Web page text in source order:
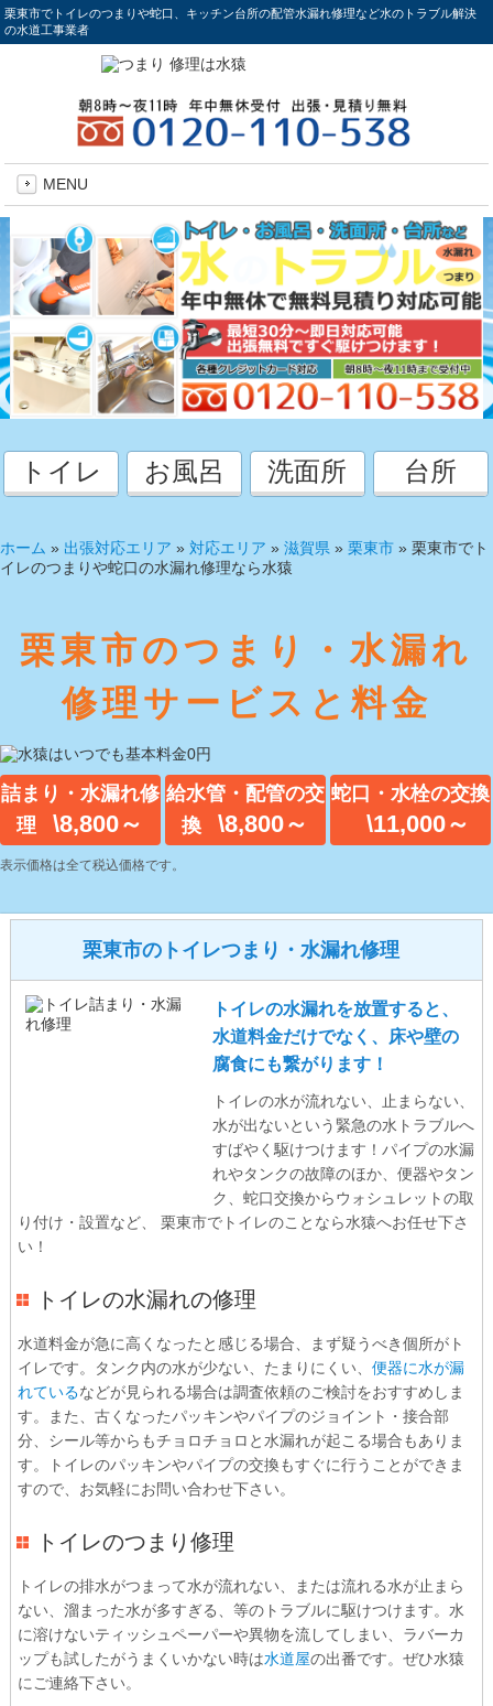
栗東市でトイレのつまりや蛇口、キッチン台所の配管水漏れ修理など水のトラブル解決
の水道工事業者
MENU
トイレ お風呂 洗面所 台所
ホーム » 出張対応エリア » 対応エリア » 滋賀県 » 栗東市 » 栗東市でト
イレのつまりや蛇口の水漏れ修理なら水猿
栗東市のつまり・水漏れ
修理サービスと料金
詰まり・水漏れ修
理
\8,800～
給水管・配管の交
換
\8,800～
蛇口・水栓の交換
\11,000～
表示価格は全て税込価格です。
栗東市のトイレつまり・水漏れ修理
トイレの水漏れを放置すると、
水道料金だけでなく、床や壁の
腐食にも繋がります！
トイレの水が流れない、止まらない、
水が出ないという緊急の水トラブルへ
すばやく駆けつけます！パイプの水漏
れやタンクの故障のほか、便器やタン
ク、蛇口交換からウォシュレットの取
り付け・設置など、 栗東市でトイレのことなら水猿へお任せ下さ
い！
トイレの水漏れの修理
水道料金が急に高くなったと感じる場合、まず疑うべき個所がト
イレです。タンク内の水が少ない、たまりにくい、便器に水が漏
れているなどが見られる場合は調査依頼のご検討をおすすめしま
す。また、古くなったパッキンやパイプのジョイント・接合部
分、シール等からもチョロチョロと水漏れが起こる場合もありま
す。トイレのパッキンやパイプの交換もすぐに行うことができま
すので、お気軽にお問い合わせ下さい。
トイレのつまり修理
トイレの排水がつまって水が流れない、または流れる水が止まら
ない、溜まった水が多すぎる、等のトラブルに駆けつけます。水
に溶けないティッシュペーパーや異物を流してしまい、ラバーカ
ップも試したがうまくいかない時は水道屋の出番です。ぜひ水猿
にご連絡下さい。